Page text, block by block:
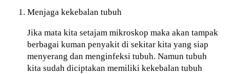
Menjaga kekebalan tubuh
Jika mata kita setajam mikroskop maka akan tampak
berbagai kuman penyakit di sekitar kita yang siap
menyerang dan menginfeksi tubuh. Namun tubuh
kita sudah diciptakan memiliki kekebalan tubuh